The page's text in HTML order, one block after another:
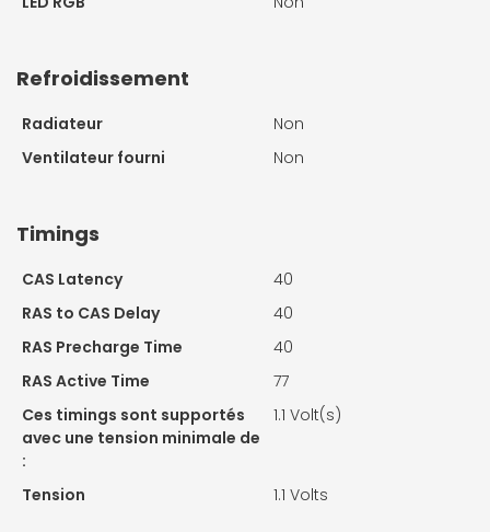
Refroidissement
Radiateur
Non
Ventilateur fourni
Non
Timings
CAS Latency
40
RAS to CAS Delay
40
RAS Precharge Time
40
RAS Active Time
77
Ces timings sont supportés
avec une tension minimale de
:
1.1 Volt(s)
Tension 1.1 Volts